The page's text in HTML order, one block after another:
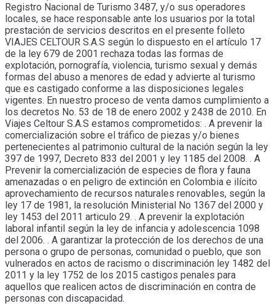
Registro Nacional de Turismo 3487, y/o sus operadores
locales, se hace responsable ante los usuarios por la total
prestación de servicios descritos en el presente folleto
VIAJES CELTOUR S.A.S según lo dispuesto en el artículo 17
de la ley 679 de 2001 rechaza todas las formas de
explotación, pornografía, violencia, turismo sexual y demás
formas del abuso a menores de edad y advierte al turismo
que es castigado conforme a las disposiciones legales
vigentes. En nuestro proceso de venta damos cumplimiento a
los decretos No. 53 de 18 de enero 2002 y 2438 de 2010. En
Viajes Celtour S.A.S estamos comprometidos: . A prevenir la
comercialización sobre el tráfico de piezas y/o bienes
pertenecientes al patrimonio cultural de la nación según la ley
397 de 1997, Decreto 833 del 2001 y ley 1185 del 2008. . A
Prevenir la comercialización de especies de flora y fauna
amenazadas o en peligro de extinción en Colombia e ilícito
aprovechamiento de recursos naturales renovables, según la
ley 17 de 1981, la resolución Ministerial No 1367 del 2000 y
ley 1453 del 2011 articulo 29. . A prevenir la explotación
laboral infantil según la ley de infancia y adolescencia 1098
del 2006. . A garantizar la protección de los derechos de una
persona o grupo de personas, comunidad o pueblo, que son
vulnerados en actos de racismo o discriminación ley 1482 del
2011 y la ley 1752 de los 2015 castigos penales para
aquellos que realicen actos de discriminación en contra de
personas con discapacidad.